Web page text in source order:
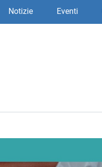
Notizie Eventi